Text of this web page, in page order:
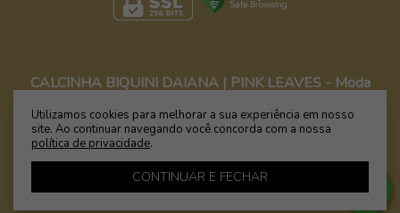
Utilizamos cookies para melhorar a sua experiência em nosso
site. Ao continuar navegando você concorda com a nossa
política de privacidade.
CONTINUAR E FECHAR
CALCINHA BIQUINI DAIANA | PINK LEAVES- Moda
Exclusivas
©2026. WAMP BIQUÍNIS & FITNESS - 09599394000110. Todos os direitos